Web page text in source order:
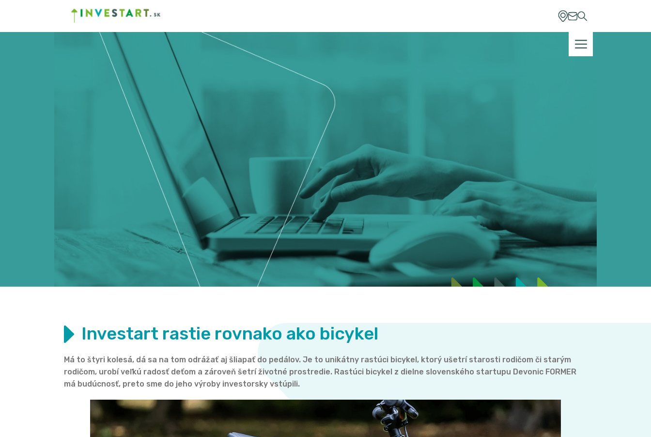
Investart rastie rovnako ako bicykel
Má to štyri kolesá, dá sa na tom odrážať aj šliapať do pedálov. Je to unikátny rastúci bicykel, ktorý ušetrí starosti rodičom či starým
rodičom, urobí veľkú radosť deťom a zároveň šetrí životné prostredie. Rastúci bicykel z dielne slovenského startupu Devonic FORMER
má budúcnosť, preto sme do jeho výroby investorsky vstúpili.